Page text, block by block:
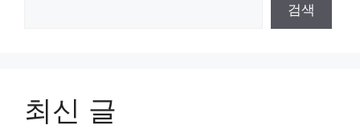
검색
최신 글